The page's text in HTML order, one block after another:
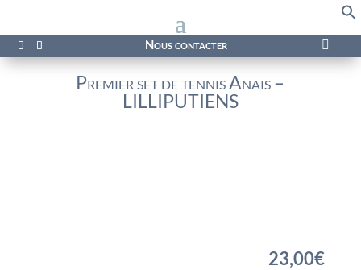
Nous contacter 
Premier set de tennis Anais –
LILLIPUTIENS
23,00€